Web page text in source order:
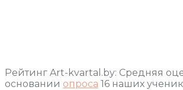
Рейтинг Art-kvartal.by: Средняя
основании опроса 16 наших